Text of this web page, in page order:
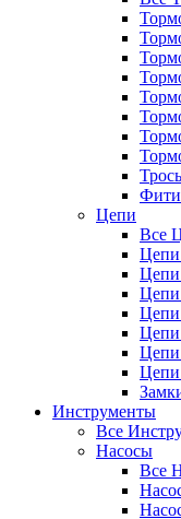
Цепи
Все
Цепи
Цепи
Цепи
Цепи
Цепи
Цепи
Цепи
Инструменты
Все
Насосы
Все